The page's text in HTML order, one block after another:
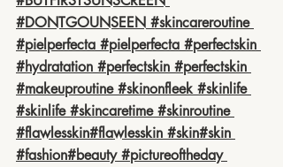
#DONTGOUNSEEN #skincareroutine
#pielperfecta #pielperfecta #perfectskin
#hydratation #perfectskin #perfectskin
#makeuproutine #skinonfleek #skinlife
#skinlife #skincaretime #skinroutine
#flawlesskin#flawlesskin #skin#skin
#fashion#beauty #pictureoftheday